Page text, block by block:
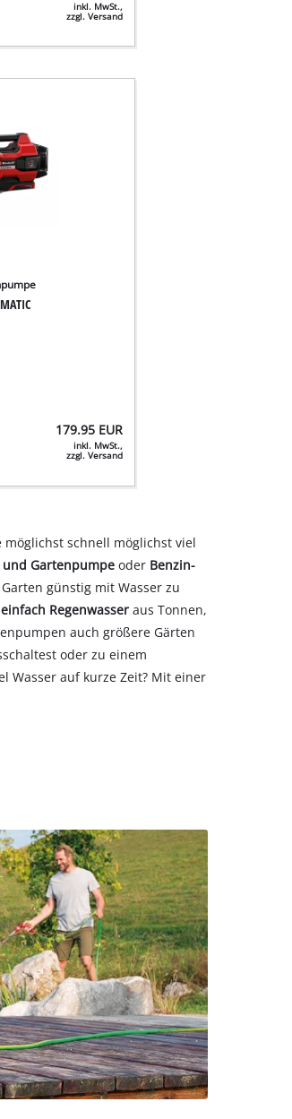
inkl. MwSt.,
zzgl. Versand
179.95 EUR
inkl. MwSt.,
zzgl. Versand
schnell möglichst viel
Gartenpumpe oder Benzin-
günstig mit Wasser zu
Regenwasseraus Tonnen,
auch größere Gärten
oder zu einem
Wasser auf kurze Zeit? Mit einer